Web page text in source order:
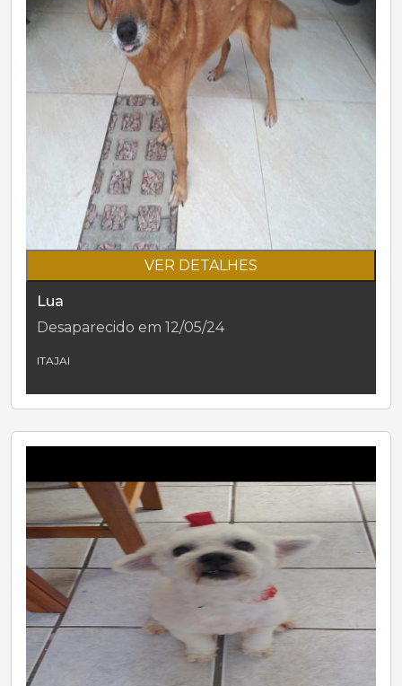
VER DETALHES
Lua
Desaparecido em 12/05/24
ITAJAI